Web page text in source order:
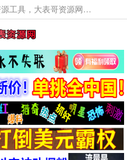
本网站提供资源工具下载，大老表资源工具，大表哥资源网软件工具，大老表资源下载，活动线报福利资源分享,活动线报，大型网游经典游戏，网络热门技术游戏辅助交流与分享。